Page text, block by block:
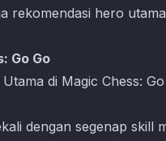
rekomendasi hero
Go Go
di Magic Chess:
dengan segenap skill